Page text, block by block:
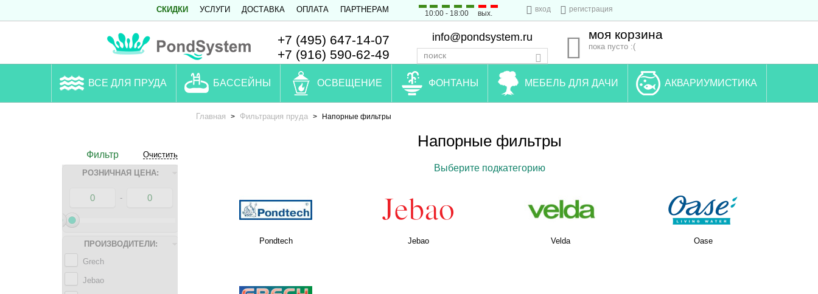
СКИДКИ УСЛУГИ ДОСТАВКА ОПЛАТА ПАРТНЕРАМ 10:00 - 18:00 вых.
вход регистрация
+7 (495) 647-14-07
+7 (916) 590-62-49
info@pondsystem.ru моя корзина
пока пусто :(
ВСЕ ДЛЯ ПРУДА БАССЕЙНЫ ОСВЕЩЕНИЕ ФОНТАНЫ МЕБЕЛЬ ДЛЯ ДАЧИ АКВАРИУМИСТИКА
Главная > Фильтрация пруда > Напорные фильтры
Фильтр
Очистить
РОЗНИЧНАЯ ЦЕНА:
-
ПРОИЗВОДИТЕЛИ:
Grech
Jebao
Напорные фильтры
Выберите подкатегорию
Pondtech Jebao Velda Oase